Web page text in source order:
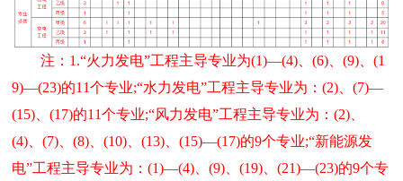
注：1.“火力发电”工程主导专业为(1)—(4)、(6)、(9)、(1
9)—(23)的11个专业;“水力发电”工程主导专业为：(2)、(7)—
(15)、(17)的11个专业;“风力发电”工程主导专业为：(2)、
(4)、(7)、(8)、(10)、(13)、(15)—(17)的9个专业;“新能源发
电”工程主导专业为：(1)—(4)、(9)、(19)、(21)—(23)的9个专